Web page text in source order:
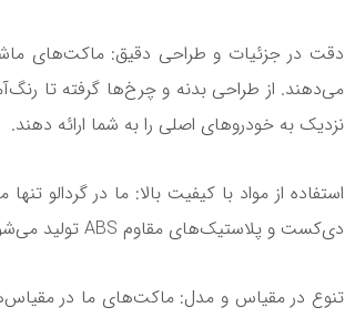
دقت در جزئیات و طراحی دقیق: ماکت‌های
می‌دهند. از طراحی بدنه و چرخ‌ها گرفته تا
نزدیک به خودروهای اصلی را به شما ارائه دهند.
استفاده از مواد با کیفیت بالا: ما در گردالو
دی‌کست و پلاستیک‌های مقاوم ABS تولید می‌شوند که نه تنها زیبایی و دوام بالایی دارند، بلکه احساس لمس واقعی خودرو را نیز القا می‌کنند.